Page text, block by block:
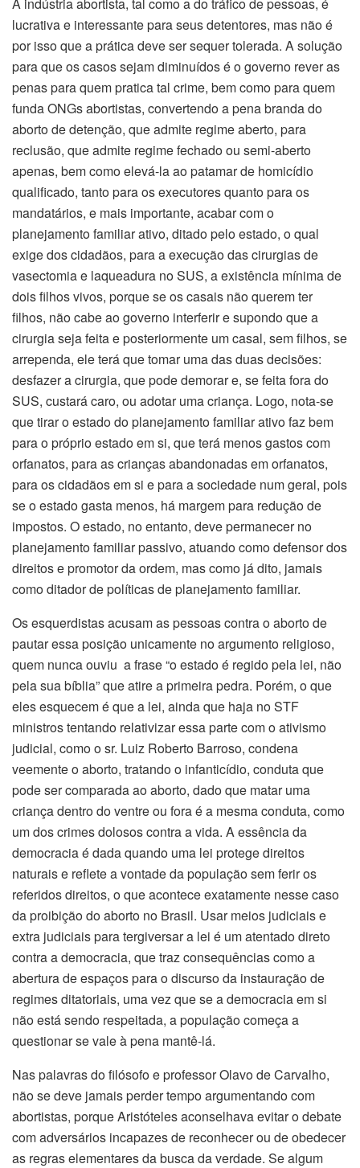
lucrativa e interessante para seus detentores, mas não é
por isso que a prática deve ser sequer tolerada. A solução
para que os casos sejam diminuídos é o governo rever as
penas para quem pratica tal crime, bem como para quem
funda ONGs abortistas, convertendo a pena branda do
aborto de detenção, que admite regime aberto, para
reclusão, que admite regime fechado ou semi-aberto
apenas, bem como elevá-la ao patamar de homicídio
qualificado, tanto para os executores quanto para os
mandatários, e mais importante, acabar com o
planejamento familiar ativo, ditado pelo estado, o qual
exige dos cidadãos, para a execução das cirurgias de
vasectomia e laqueadura no SUS, a existência mínima de
dois filhos vivos, porque se os casais não querem ter
filhos, não cabe ao governo interferir e supondo que a
cirurgia seja feita e posteriormente um casal, sem filhos, se
arrependa, ele terá que tomar uma das duas decisões:
desfazer a cirurgia, que pode demorar e, se feita fora do
SUS, custará caro, ou adotar uma criança. Logo, nota-se
que tirar o estado do planejamento familiar ativo faz bem
para o próprio estado em si, que terá menos gastos com
orfanatos, para as crianças abandonadas em orfanatos,
para os cidadãos em si e para a sociedade num geral, pois
se o estado gasta menos, há margem para redução de
impostos. O estado, no entanto, deve permanecer no
planejamento familiar passivo, atuando como defensor dos
direitos e promotor da ordem, mas como já dito, jamais
como ditador de políticas de planejamento familiar.
Os esquerdistas acusam as pessoas contra o aborto de
pautar essa posição unicamente no argumento religioso,
quem nunca ouviu a frase “o estado é regido pela lei, não
pela sua bíblia” que atire a primeira pedra. Porém, o que
eles esquecem é que a lei, ainda que haja no STF
ministros tentando relativizar essa parte com o ativismo
judicial, como o sr. Luiz Roberto Barroso, condena
veemente o aborto, tratando o infanticídio, conduta que
pode ser comparada ao aborto, dado que matar uma
criança dentro do ventre ou fora é a mesma conduta, como
um dos crimes dolosos contra a vida. A essência da
democracia é dada quando uma lei protege direitos
naturais e reflete a vontade da população sem ferir os
referidos direitos, o que acontece exatamente nesse caso
da proibição do aborto no Brasil. Usar meios judiciais e
extra judiciais para tergiversar a lei é um atentado direto
contra a democracia, que traz consequências como a
abertura de espaços para o discurso da instauração de
regimes ditatoriais, uma vez que se a democracia em si
não está sendo respeitada, a população começa a
questionar se vale à pena mantê-lá.
Nas palavras do filósofo e professor Olavo de Carvalho,
não se deve jamais perder tempo argumentando com
abortistas, porque Aristóteles aconselhava evitar o debate
com adversários incapazes de reconhecer ou de obedecer
as regras elementares da busca da verdade. Se algum